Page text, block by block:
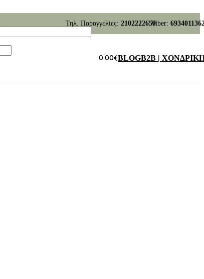
Τηλ. Παραγγελίες: 2102222659Viber:
0.00€BLOGB2B |